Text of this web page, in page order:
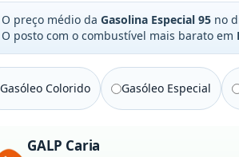
O preço médio da Gasolina Especial 95 no
O posto com o combustível mais barato em
Gasóleo Colorido Gasóleo Especial
GALP Caria